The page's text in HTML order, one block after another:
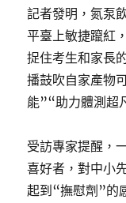
記者發明，氮泵
平臺上敏捷躥紅
捉住考生和家長
播鼓吹自家產物
能”“助力體測超
受訪專家提醒，
喜好者，對中小
起到“撫慰劑”的